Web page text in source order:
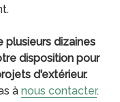
plusieurs dizaines
disposition pour
d'extérieur.
à nous contacter.